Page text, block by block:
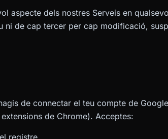
aspecte dels nostres Serveis en
ni de cap tercer per cap modificació,
de connectar el teu compte de Google
de Chrome). Acceptes:
registre